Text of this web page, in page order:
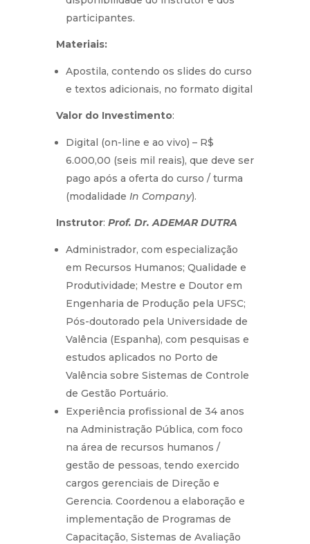
participantes.
Materiais:
Apostila, contendo os slides do curso
e textos adicionais, no formato digital
Valor do Investimento:
Digital (on-line e ao vivo) – R$
6.000,00 (seis mil reais), que deve ser
pago após a oferta do curso / turma
(modalidade In Company).
Instrutor: Prof. Dr. ADEMAR DUTRA
Administrador, com especialização
em Recursos Humanos; Qualidade e
Produtividade; Mestre e Doutor em
Engenharia de Produção pela UFSC;
Pós-doutorado pela Universidade de
Valência (Espanha), com pesquisas e
estudos aplicados no Porto de
Valência sobre Sistemas de Controle
de Gestão Portuário.
Experiência profissional de 34 anos
na Administração Pública, com foco
na área de recursos humanos /
gestão de pessoas, tendo exercido
cargos gerenciais de Direção e
Gerencia. Coordenou a elaboração e
implementação de Programas de
Capacitação, Sistemas de Avaliação